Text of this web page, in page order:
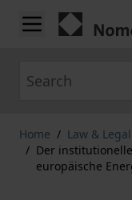
Skip to Content
Home / Law &
/ Der
europäische